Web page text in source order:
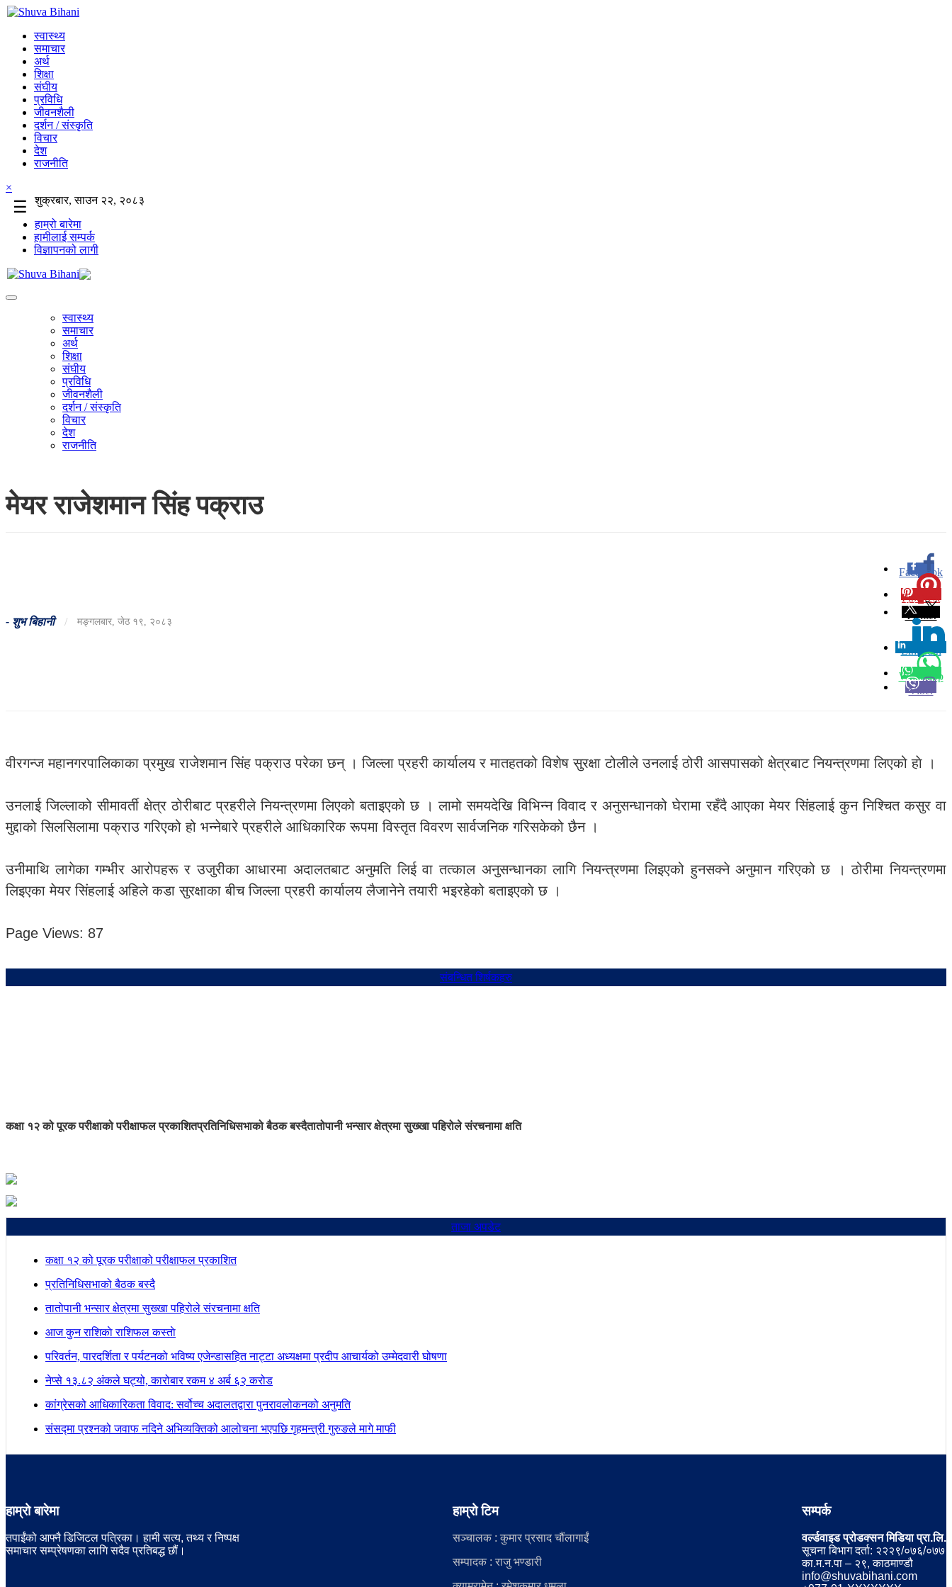
स्वास्थ्य
समाचार
अर्थ
शिक्षा
संघीय
प्रविधि
जीवनशैली
दर्शन / संस्कृति
विचार
देश
राजनीति
×
☰
शुक्रबार, साउन २२, २०८३
हाम्रो बारेमा
हामीलाई सम्पर्क
विज्ञापनको लागी
स्वास्थ्य
समाचार
अर्थ
शिक्षा
संघीय
प्रविधि
जीवनशैली
दर्शन / संस्कृति
विचार
देश
राजनीति
मेयर राजेशमान सिंह पक्राउ
- शुभ बिहानी / मङ्गलबार, जेठ १९, २०८३
Facebook
0
Pinterest
Twitter
Linkedin
0
Whatsapp
Viber
वीरगन्ज महानगरपालिकाका प्रमुख राजेशमान सिंह पक्राउ परेका छन् । जिल्ला प्रहरी कार्यालय र मातहतको विशेष सुरक्षा टोलीले उनलाई ठोरी आसपासको क्षेत्रबाट नियन्त्रणमा लिएको हाे ।
उनलाई जिल्लाको सीमावर्ती क्षेत्र ठोरीबाट प्रहरीले नियन्त्रणमा लिएको बताइएकाे छ । लामो समयदेखि विभिन्न विवाद र अनुसन्धानको घेरामा रहँदै आएका मेयर सिंहलाई कुन निश्चित कसुर वा
मुद्दाको सिलसिलामा पक्राउ गरिएको हो भन्नेबारे प्रहरीले आधिकारिक रूपमा विस्तृत विवरण सार्वजनिक गरिसकेको छैन ।
उनीमाथि लागेका गम्भीर आरोपहरू र उजुरीका आधारमा अदालतबाट अनुमति लिई वा तत्काल अनुसन्धानका लागि नियन्त्रणमा लिइएको हुनसक्ने अनुमान गरिएको छ । ठोरीमा नियन्त्रणमा
लिइएका मेयर सिंहलाई अहिले कडा सुरक्षाका बीच जिल्ला प्रहरी कार्यालय लैजानेने तयारी भइरहेको बताइएकाे छ ।
Page Views: 87
संबन्धित शिर्षकहरु
कक्षा १२ को पूरक परीक्षाको परीक्षाफल प्रकाशितप्रतिनिधिसभाको बैठक बस्दैतातोपानी भन्सार क्षेत्रमा सुख्खा पहिरोले संरचनामा क्षति
ताजा अपडेट
कक्षा १२ को पूरक परीक्षाको परीक्षाफल प्रकाशित
प्रतिनिधिसभाको बैठक बस्दै
तातोपानी भन्सार क्षेत्रमा सुख्खा पहिरोले संरचनामा क्षति
आज कुन राशिकाे राशिफल कस्ताे
परिवर्तन, पारदर्शिता र पर्यटनको भविष्य एजेन्डासहित नाट्टा अध्यक्षमा प्रदीप आचार्यको उम्मेदवारी घोषणा
नेप्से १३.८२ अंकले घट्यो, कारोबार रकम ४ अर्ब ६२ करोड
कांग्रेसको आधिकारिकता विवाद: सर्वोच्च अदालतद्वारा पुनरावलोकनको अनुमति
संसद्मा प्रश्नको जवाफ नदिने अभिव्यक्तिको आलोचना भएपछि गृहमन्त्री गुरुङले मागे माफी
हाम्रो बारेमा
तपाईंको आफ्नै डिजिटल पत्रिका। हामी सत्य, तथ्य र निष्पक्ष
समाचार सम्प्रेषणका लागि सदैव प्रतिबद्ध छौं।
हाम्रो टिम
सञ्चालक : कुमार प्रसाद चौंलागाईं
सम्पादक : राजु भण्डारी
सम्पर्क
वर्ल्डवाइड प्रोडक्सन मिडिया प्रा.लि.
सूचना बिभाग दर्ता: २२२९/०७६/०७७
का.म.न.पा – २९, काठमाण्डौ
info@shuvabihani.com